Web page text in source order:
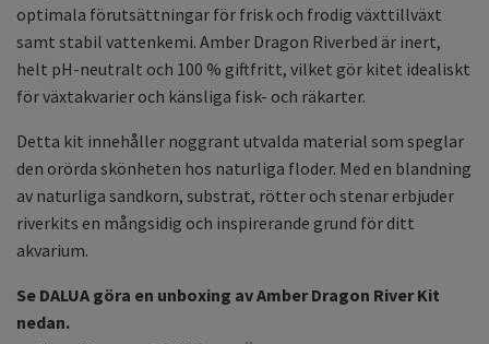
optimala förutsättningar för frisk och frodig växttillväxt
samt stabil vattenkemi. Amber Dragon Riverbed är inert,
helt pH-neutralt och 100 % giftfritt, vilket gör kitet idealiskt
för växtakvarier och känsliga fisk- och räkarter.
Detta kit innehåller noggrant utvalda material som speglar
den orörda skönheten hos naturliga floder. Med en blandning
av naturliga sandkorn, substrat, rötter och stenar erbjuder
riverkits en mångsidig och inspirerande grund för ditt
akvarium.
Se DALUA göra en unboxing av Amber Dragon River Kit
nedan.